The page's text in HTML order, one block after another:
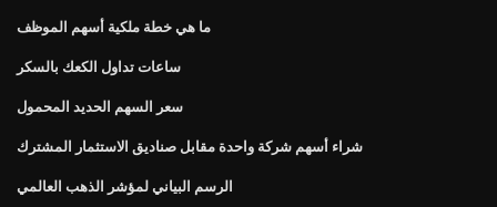
ما هي خطة ملكية أسهم الموظف
ساعات تداول الكعك بالسكر
سعر السهم الحديد المحمول
شراء أسهم شركة واحدة مقابل صناديق الاستثمار المشترك
الرسم البياني لمؤشر الذهب العالمي